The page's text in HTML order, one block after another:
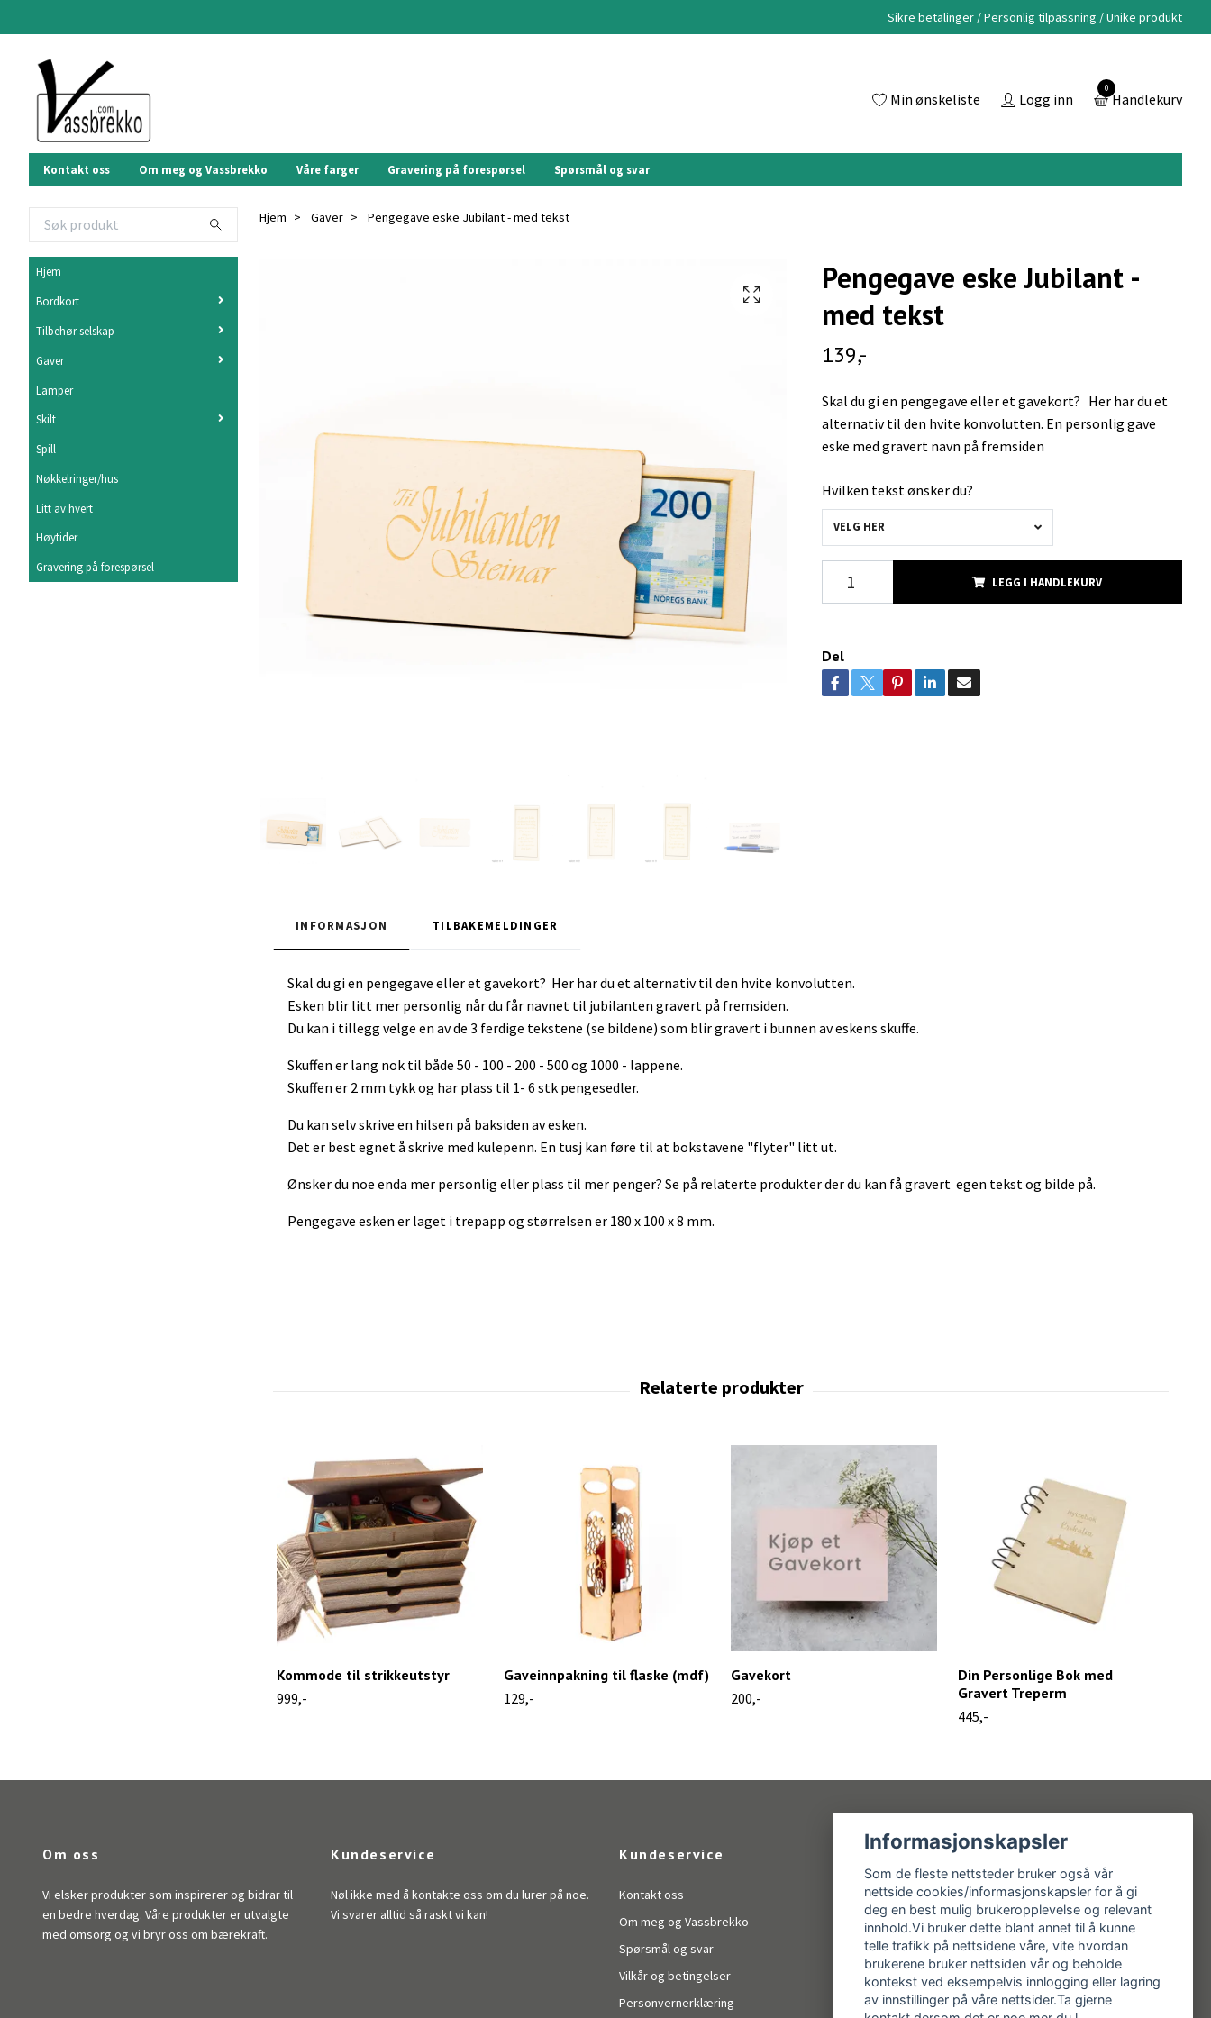
Sikre betalinger / Personlig tilpassning / Unike produkt
Min ønskeliste Logg inn
0
Handlekurv
Kontakt oss Om meg og Vassbrekko Våre farger Gravering på forespørsel Spørsmål og svar
Hjem
Bordkort
Tilbehør selskap
Gaver
Lamper
Skilt
Spill
Nøkkelringer/hus
Litt av hvert
Høytider
Gravering på forespørsel
Hjem Gaver Pengegave eske Jubilant - med tekst
Pengegave eske Jubilant -
med tekst
139,-
Skal du gi en pengegave eller et gavekort? Her har du et
alternativ til den hvite konvolutten. En personlig gave
eske med gravert navn på fremsiden
Hvilken tekst ønsker du?
VELG HER
LEGG I HANDLEKURV
Del
INFORMASJON TILBAKEMELDINGER
Skal du gi en pengegave eller et gavekort? Her har du et alternativ til den hvite konvolutten.
Esken blir litt mer personlig når du får navnet til jubilanten gravert på fremsiden.
Du kan i tillegg velge en av de 3 ferdige tekstene (se bildene) som blir gravert i bunnen av eskens skuffe.
Skuffen er lang nok til både 50 - 100 - 200 - 500 og 1000 - lappene.
Skuffen er 2 mm tykk og har plass til 1- 6 stk pengesedler.
Du kan selv skrive en hilsen på baksiden av esken.
Det er best egnet å skrive med kulepenn. En tusj kan føre til at bokstavene "flyter" litt ut.
Ønsker du noe enda mer personlig eller plass til mer penger? Se på relaterte produkter der du kan få gravert egen tekst og bilde på.
Pengegave esken er laget i trepapp og størrelsen er 180 x 100 x 8 mm.
Kommode til strikkeutstyr
999,-
Gaveinnpakning til flaske (mdf)
129,-
Gavekort
200,-
Din Personlige Bok med
Gravert Treperm
445,-
Om oss
Vi elsker produkter som inspirerer og bidrar til
en bedre hverdag. Våre produkter er utvalgte
med omsorg og vi bryr oss om bærekraft.
Kundeservice
Nøl ikke med å kontakte oss om du lurer på noe.
Vi svarer alltid så raskt vi kan!
Kundeservice
Kontakt oss
Om meg og Vassbrekko
Spørsmål og svar
Vilkår og betingelser
Personvernerklæring
Sosiale medier
Facebook
Instagram
Informasjonskapsler
Som de fleste nettsteder bruker også vår
nettside cookies/informasjonskapsler for å gi
deg en best mulig brukeropplevelse og relevant
innhold.Vi bruker dette blant annet til å kunne
telle trafikk på nettsidene våre, vite hvordan
brukerene bruker nettsiden vår og beholde
kontekst ved eksempelvis innlogging eller lagring
av innstillinger på våre nettsider.Ta gjerne